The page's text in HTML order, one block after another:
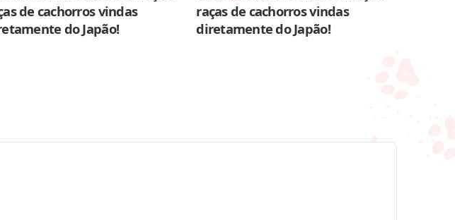
de cachorros vindas
do Japão!
raças de cachorros vindas
diretamente do Japão!